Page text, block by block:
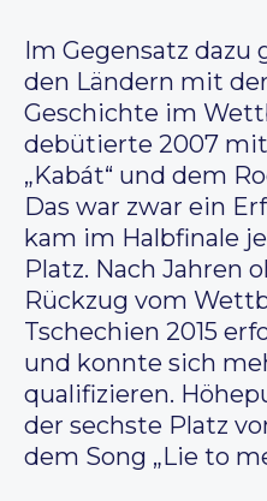
Im Gegensatz dazu
den Ländern mit
Geschichte im
debütierte 2007
„Kabát“ und dem
Das war zwar ein
kam im Halbfinale
Platz. Nach Jahren
Rückzug vom
Tschechien 2015
und konnte sich
qualifizieren.
der sechste Platz
dem Song „Lie to